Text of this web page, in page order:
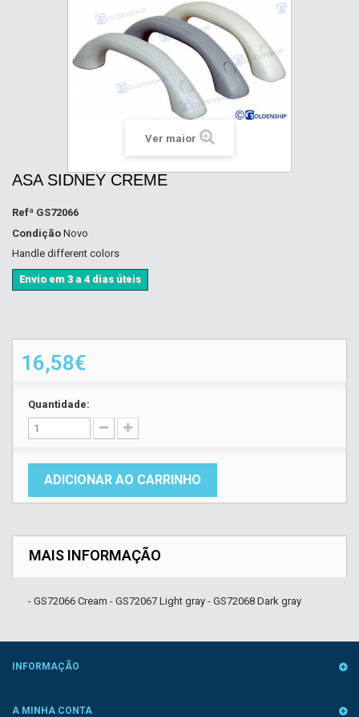
Ver maior
ASA SIDNEY CREME
Refª GS72066
Condição Novo
Handle different colors
Envio em 3 a 4 dias úteis
16,58€
Quantidade:
ADICIONAR AO CARRINHO
MAIS INFORMAÇÃO
- GS72066 Cream - GS72067 Light gray - GS72068 Dark gray
INFORMAÇÃO
A MINHA CONTA